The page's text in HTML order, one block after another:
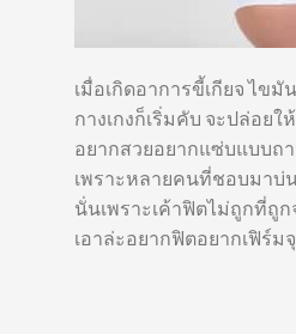
เมื่อเกิดอาการขี้เกียจ ไข
กางเกงก็เริ่มคับ จะปล่อย
อยากสวยอยากแซ่บแบบถ
เพราะหลายคนที่ชอบมาบ่น
นั่นเพราะเค้าฟิตไม่ถูกที่ถูก
เอาล่ะอยากฟิตอยากเฟิร์